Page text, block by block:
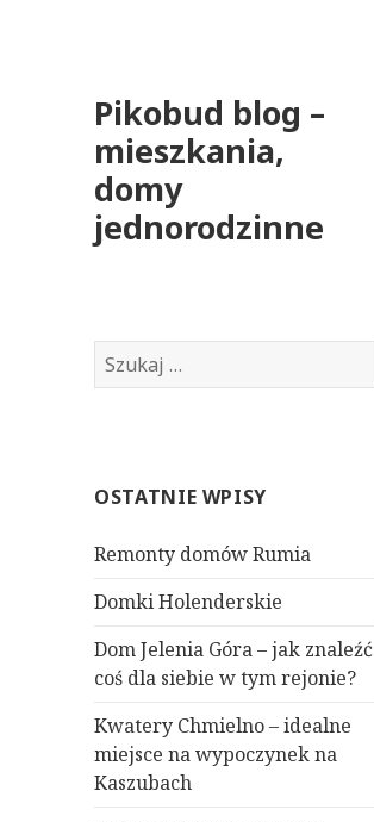
Pikobud blog –
mieszkania,
domy
jednorodzinne
S
z
j
OSTATNIE WPISY
Remonty domów Rumia
Domki Holenderskie
Dom Jelenia Góra – jak znaleźć
coś dla siebie w tym rejonie?
Kwatery Chmielno – idealne
miejsce na wypoczynek na
Kaszubach